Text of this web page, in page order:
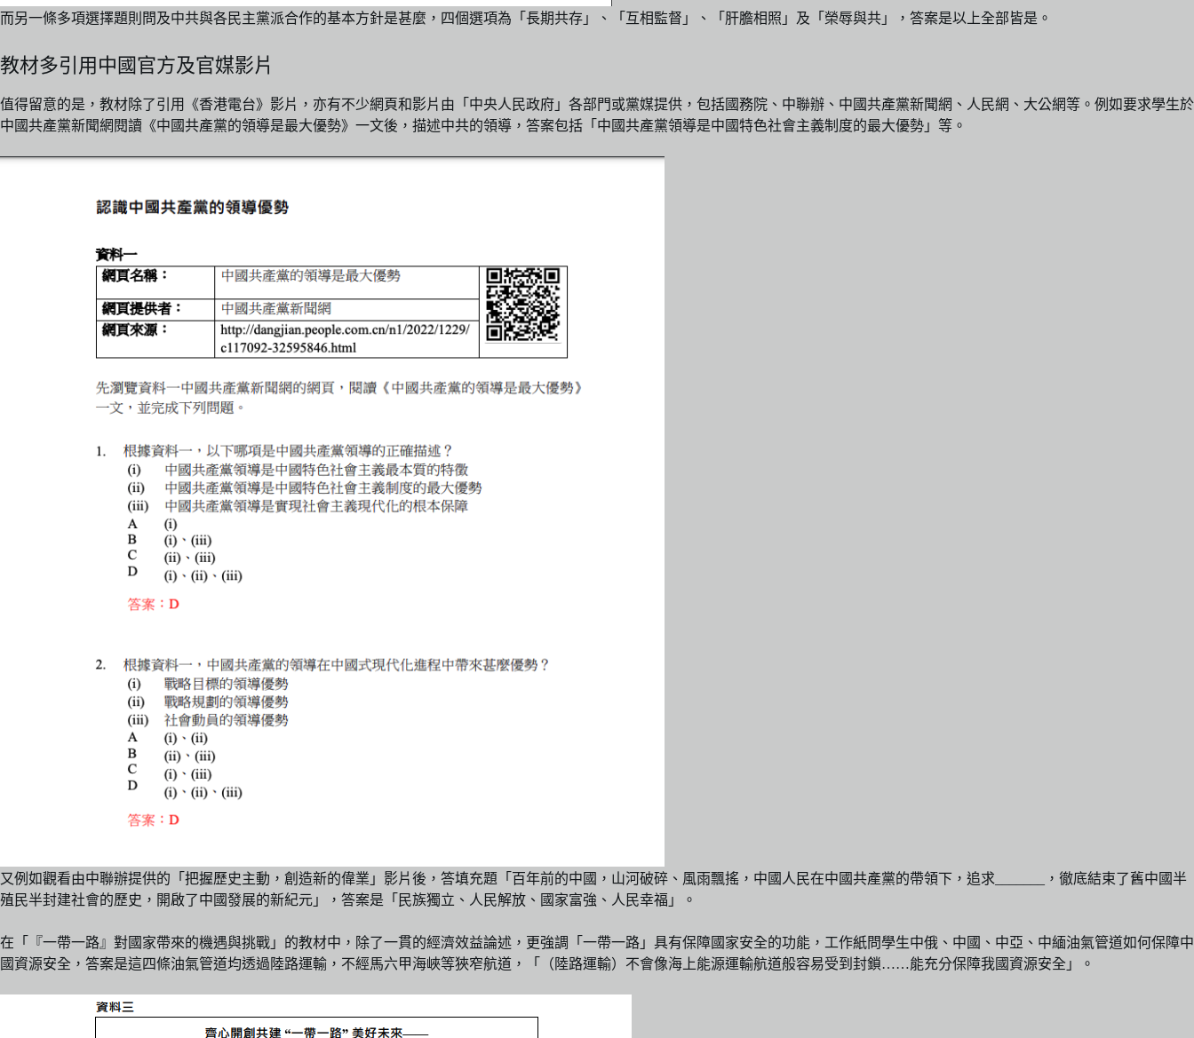
而另一條多項選擇題則問及中共與各民主黨派合作的基本方針是甚麼，四個選項為「長期共存」、「互相監督」、「肝膽相照」及「榮辱與共」，答案是以上全部皆是。
教材多引用中國官方及官媒影片
值得留意的是，教材除了引用《香港電台》影片，亦有不少網頁和影片由「中央人民政府」各部門或黨媒提供，包括國務院、中聯辦、中國共產黨新聞網、人民網、大公網等。例如要求學生於
中國共產黨新聞網閱讀《中國共產黨的領導是最大優勢》一文後，描述中共的領導，答案包括「中國共產黨領導是中國特色社會主義制度的最大優勢」等。
又例如觀看由中聯辦提供的「把握歷史主動，創造新的偉業」影片後，答填充題「百年前的中國，山河破碎、風雨飄搖，中國人民在中國共產黨的帶領下，追求_______，徹底結束了舊中國半
殖民半封建社會的歷史，開啟了中國發展的新紀元」，答案是「民族獨立、人民解放、國家富強、人民幸福」。
在「『一帶一路』對國家帶來的機遇與挑戰」的教材中，除了一貫的經濟效益論述，更強調「一帶一路」具有保障國家安全的功能，工作紙問學生中俄、中國、中亞、中緬油氣管道如何保障中
國資源安全，答案是這四條油氣管道均透過陸路運輸，不經馬六甲海峽等狹窄航道，「（陸路運輸）不會像海上能源運輸航道般容易受到封鎖……能充分保障我國資源安全」。